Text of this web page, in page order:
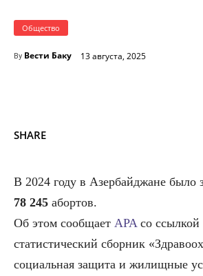
Общество
By Вести Баку 13 августа, 2025
SHARE
В 2024 году в Азербайджане было
78 245 абортов.
Об этом сообщает APAсо ссылкой
статистический сборник
социальная защита и жилищные